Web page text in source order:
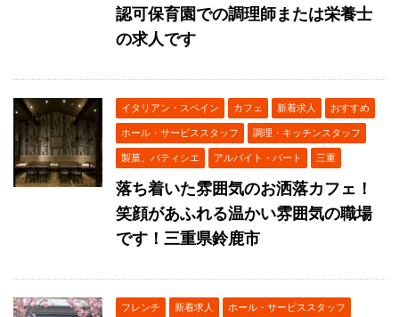
認可保育園での調理師または栄養士
の求人です
イタリアン・スペイン カフェ 新着求人 おすすめ
ホール・サービススタッフ 調理・キッチンスタッフ
製菓、パティシエ アルバイト・パート 三重
落ち着いた雰囲気のお洒落カフェ！
笑顔があふれる温かい雰囲気の職場
です！三重県鈴鹿市
フレンチ 新着求人 ホール・サービススタッフ